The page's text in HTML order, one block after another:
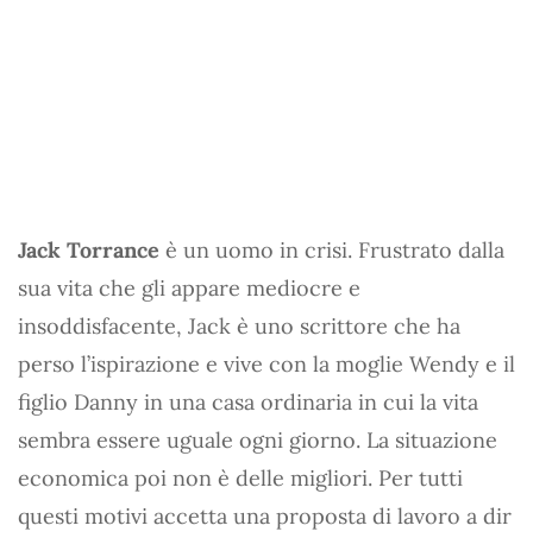
Jack Torrance è un uomo in crisi. Frustrato dalla
sua vita che gli appare mediocre e
insoddisfacente, Jack è uno scrittore che ha
perso l’ispirazione e vive con la moglie Wendy e il
figlio Danny in una casa ordinaria in cui la vita
sembra essere uguale ogni giorno. La situazione
economica poi non è delle migliori. Per tutti
questi motivi accetta una proposta di lavoro a dir